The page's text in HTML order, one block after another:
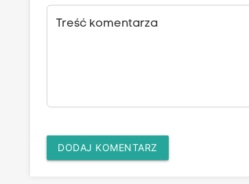
Treść komentarza
DODAJ KOMENTARZ